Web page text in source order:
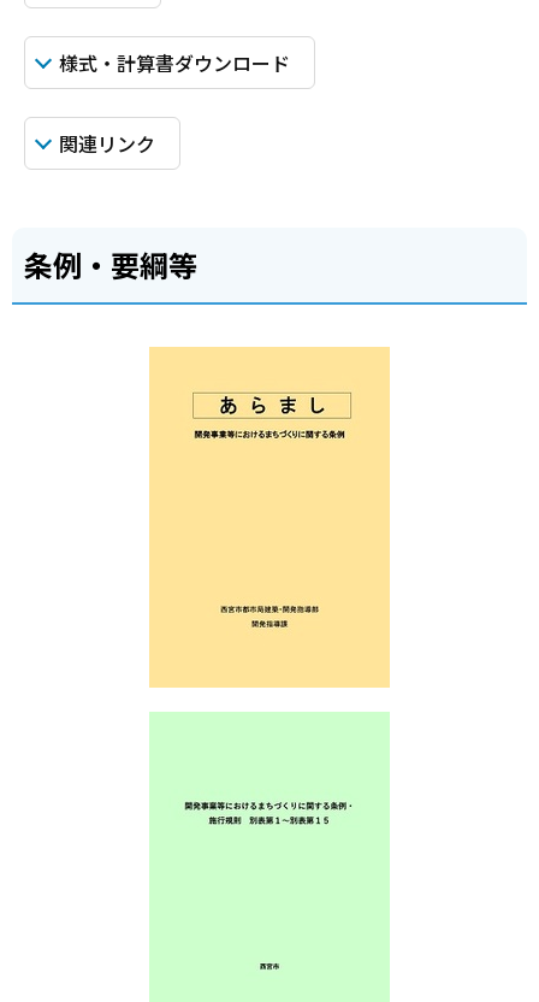
様式・計算書ダウンロード
関連リンク
条例・要綱等